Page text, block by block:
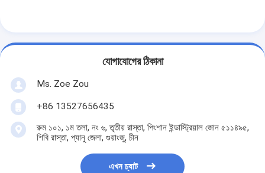
জল ইনগ্রিজ টেস্টিং সরঞ্জাম
পরিবেশগত পরীক্ষা চেম্বার
দাহ্যতা টেস্ট চেম্বার
MCB পরীক্ষার যন্ত্র
যোগাযোগের ঠিকানা
Ms. Zoe Zou
+86 13527656435
রুম ১০১, ১ম তলা, নং ৬, তৃতীয় রাস্তা, পিংশান ইন্ডাস্ট্রিয়াল জোন ৫১১৪৯৫,
শিবি রাস্তা, প্যানু জেলা, গুয়াংজু, চীন
এখন চ্যাট